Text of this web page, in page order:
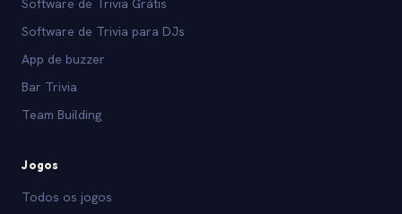
Software de Trivia Grátis
Software de Trivia para DJs
App de buzzer
Bar Trivia
Team Building
Jogos
Todos os jogos